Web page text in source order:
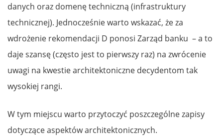
danych oraz domenę techniczną (infrastruktury
technicznej). Jednocześnie warto wskazać, że za
wdrożenie rekomendacji D ponosi Zarząd banku – a to
daje szansę (często jest to pierwszy raz) na zwrócenie
uwagi na kwestie architektoniczne decydentom tak
wysokiej rangi.
W tym miejscu warto przytoczyć poszczególne zapisy
dotyczące aspektów architektonicznych.